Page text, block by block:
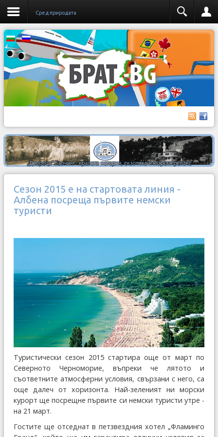
Сред природата
Сезон 2015 е на стартовата линия -
Албена посреща първите немски
туристи
Туристически сезон 2015 стартира още от март по
Северното Черноморие, въпреки че лятото и
съответните атмосферни условия, свързани с него, са
още далеч от хоризонта. Най-зеленият ни морски
курорт ще посрещне първите си немски туристи утре -
на 21 март.
Гостите ще отседнат в петзвездния хотел „Фламинго